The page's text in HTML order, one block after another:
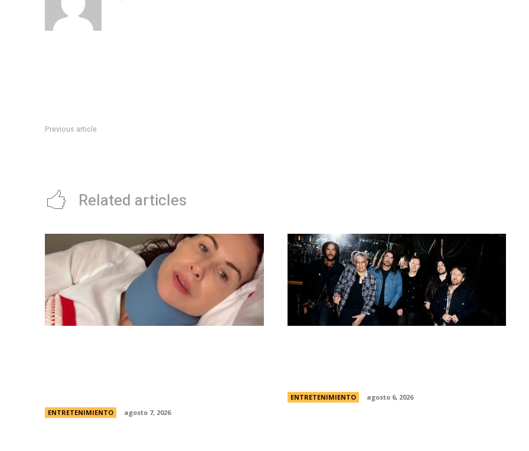
Previous article
Related articles
ENTRETENIMIENTO agosto 7, 2026
ENTRETENIMIENTO agosto 6, 2026